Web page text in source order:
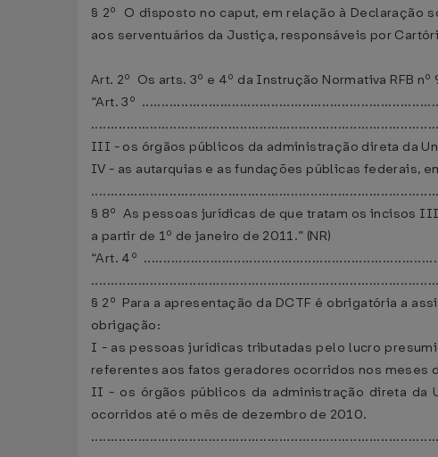
§ 2º O disposto no caput, em relação à Declaração
aos serventuários da Justiça, responsáveis por
Art. 2º Os arts. 3º e 4º da Instrução Normativa RFB
“Art. 3º
III - os órgãos públicos da administração direta da
IV - as autarquias e as fundações públicas federais,
§ 8º As pessoas jurídicas de que tratam os incisos
a partir de 1º de janeiro de 2011.” (NR)
“Art. 4º
§ 2º Para a apresentação da DCTF é obrigatória a
obrigação:
I - as pessoas jurídicas tributadas pelo lucro
referentes aos fatos geradores ocorridos nos meses
II - os órgãos públicos da administração direta da
ocorridos até o mês de dezembro de 2010.